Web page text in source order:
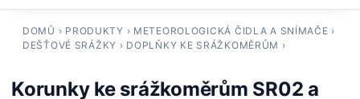
DOMŮ › PRODUKTY › METEOROLOGICKÁ ČIDLA A SNÍMAČE ›
DEŠŤOVÉ SRÁŽKY › DOPLŇKY KE SRÁŽKOMĚRŮM ›
Korunky ke srážkoměrům SR02 a